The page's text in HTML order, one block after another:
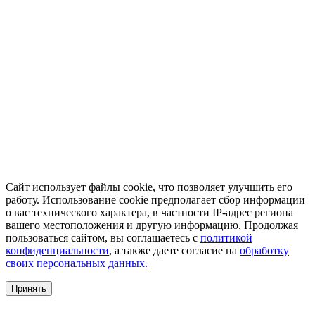
Сайт использует файлы cookie, что позволяет улучшить его
работу. Использование cookie предполагает сбор информации
о вас технического характера, в частности IP-адрес региона
вашего местоположения и другую информацию. Продолжая
пользоваться сайтом, вы соглашаетесь с политикой
конфиденциальности, а также даете согласие на обработку
своих персональных данных.
Принять